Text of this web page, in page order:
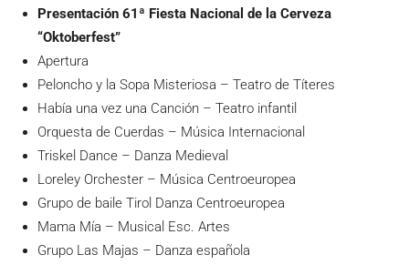
Presentación 61ª Fiesta Nacional de la Cerveza
“Oktoberfest”
Apertura
Peloncho y la Sopa Misteriosa – Teatro de Títeres
Había una vez una Canción – Teatro infantil
Orquesta de Cuerdas – Música Internacional
Triskel Dance – Danza Medieval
Loreley Orchester – Música Centroeuropea
Grupo de baile Tirol Danza Centroeuropea
Mama Mía – Musical Esc. Artes
Grupo Las Majas – Danza española